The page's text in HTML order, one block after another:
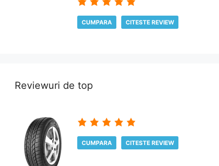
CUMPARA CITESTE REVIEW
Reviewuri de top
CUMPARA CITESTE REVIEW